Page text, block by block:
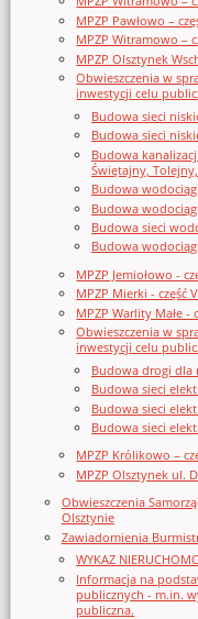
MPZP Pawłowo –
MPZP Witramowo –
MPZP Olsztynek
Obwieszczenia w
inwestycji celu
Budowa sieci
Budowa sieci
Budowa
Świętajny,
Budowa
Budowa
Budowa sieci
Budowa
MPZP Jemiołowo -
MPZP Mierki - część V
MPZP Warlity Małe -
Obwieszczenia w
inwestycji celu
Budowa drogi dla
Budowa sieci
Budowa sieci
Budowa sieci
MPZP Królikowo –
MPZP Olsztynek ul.
Obwieszczenia
Olsztynie
Zawiadomienia
WYKAZ
Informacja na
publicznych - m.in.
publiczna.